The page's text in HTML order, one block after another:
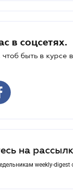
в соцсетях.
быть в курсе
на
weekly-